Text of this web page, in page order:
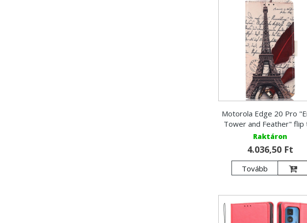
Motorola Edge 20 Pro
Tower and Feather" flip
Raktáron
4.036,50 Ft
Tovább